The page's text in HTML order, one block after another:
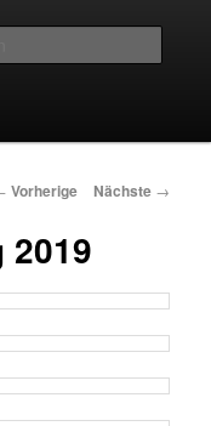
Vorherige Nächste →
2019